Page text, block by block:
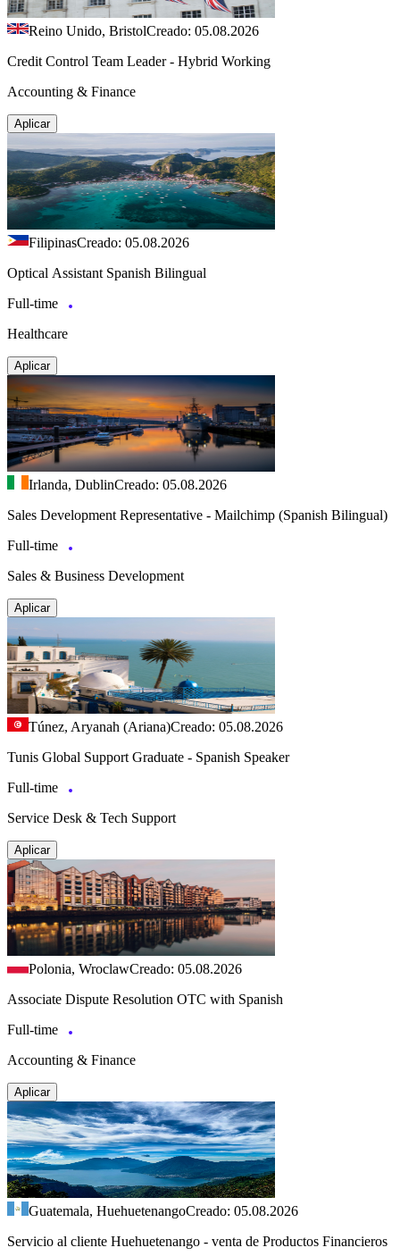
Reino Unido, BristolCreado: 05.08.2026
Credit Control Team Leader - Hybrid Working
Accounting & Finance
Aplicar
FilipinasCreado: 05.08.2026
Optical Assistant Spanish Bilingual
Full-time
Healthcare
Aplicar
Irlanda, DublinCreado: 05.08.2026
Sales Development Representative - Mailchimp (Spanish Bilingual)
Full-time
Sales & Business Development
Aplicar
Túnez, Aryanah (Ariana)Creado: 05.08.2026
Tunis Global Support Graduate - Spanish Speaker
Full-time
Service Desk & Tech Support
Aplicar
Polonia, WroclawCreado: 05.08.2026
Associate Dispute Resolution OTC with Spanish
Full-time
Accounting & Finance
Aplicar
Guatemala, HuehuetenangoCreado: 05.08.2026
Servicio al cliente Huehuetenango - venta de Productos Financieros